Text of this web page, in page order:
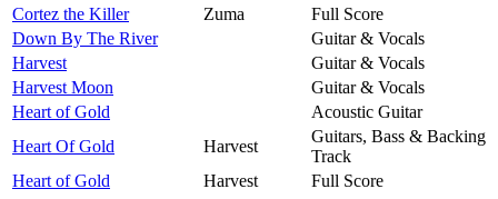
Cortez the Killer
Zuma
Full Score
Down By The River
Guitar & Vocals
Harvest
Guitar & Vocals
Harvest Moon
Guitar & Vocals
Heart of Gold
Acoustic Guitar
Heart Of Gold
Harvest
Guitars, Bass & Backing
Track
Heart of Gold
Harvest
Full Score